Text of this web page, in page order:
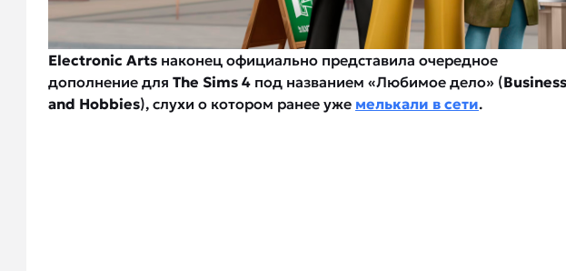
Electronic Arts наконец официально представила очередное
дополнение для The Sims 4 под названием «Любимое дело» (
and Hobbies), слухи о котором ранее уже мелькали в сети.